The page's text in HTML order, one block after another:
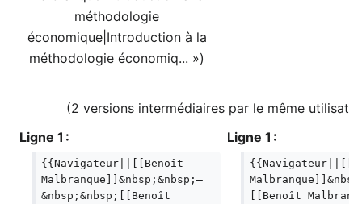
méthodologie
économique|Introduction à la
méthodologie économiq... »)
(2 versions intermédiaires par le même
Ligne 1 :
Ligne 1 :
{{Navigateur||[[Benoît
Malbranque]]&nbsp;&nbsp;—
&nbsp;&nbsp;[[Benoît
[[Benoît